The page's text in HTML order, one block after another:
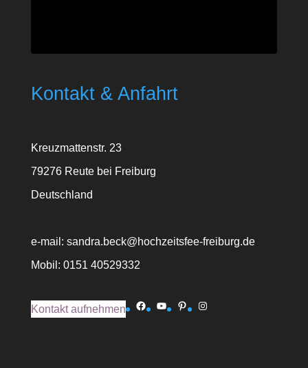
Kontakt & Anfahrt
Kreuzmattenstr. 23
79276 Reute bei Freiburg
Deutschland
e-mail: sandra.beck@hochzeitsfee-freiburg.de
Mobil: 0151 40529332
Kontakt aufnehmen Facebook
YouTube
PinterestInstagram